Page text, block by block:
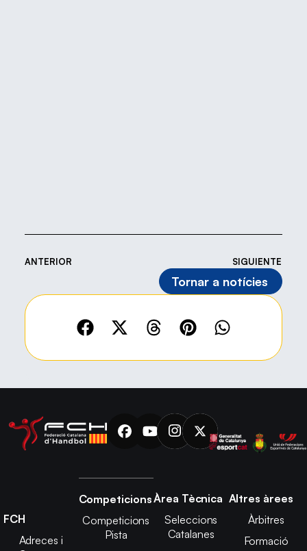
ANTERIOR SIGUIENTE
Tornar a notícies
FCH
Adreces i
Competicions
Competicions
Pista
Àrea Tècnica
Seleccions
Catalanes
Altres àrees
Àrbitres
Formació